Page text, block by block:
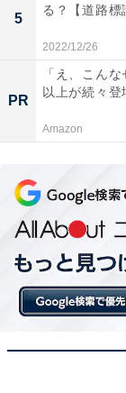
5
る？【道路標
2022/12/26
PR
「え、こん
以上が続々登
Amazon